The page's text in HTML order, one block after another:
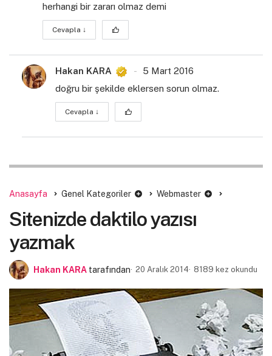
herhangi bir zararı olmaz demi
Cevapla ↓
Hakan KARA
5 Mart 2016
doğru bir şekilde eklersen sorun olmaz.
Cevapla ↓
Anasayfa Genel Kategoriler Webmaster
Sitenizde daktilo yazısı
yazmak
Hakan KARA tarafından 20 Aralık 2014 8189 kez okundu